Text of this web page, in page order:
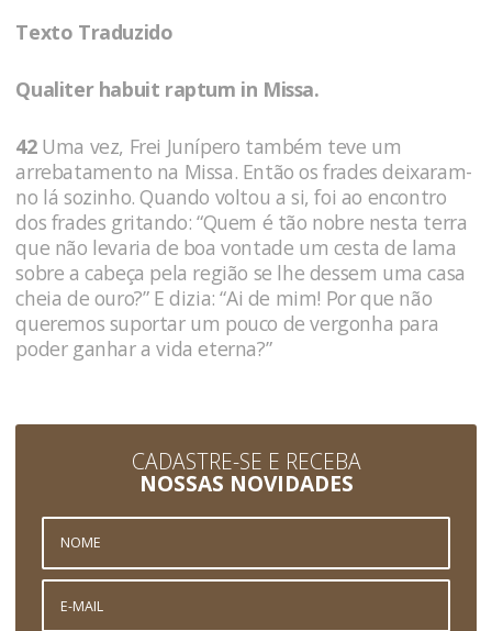
Texto Traduzido
Qualiter habuit raptum in Missa.
42Uma vez, Frei Junípero também teve um
arrebatamento na Missa. Então os frades deixaram-
no lá sozinho. Quando voltou a si, foi ao encontro
dos frades gritando: “Quem é tão nobre nesta terra
que não levaria de boa vontade um cesta de lama
sobre a cabeça pela região se lhe dessem uma casa
cheia de ouro?” E dizia: “Ai de mim! Por que não
queremos suportar um pouco de vergonha para
poder ganhar a vida eterna?”
CADASTRE-SE E RECEBA
NOSSAS NOVIDADES